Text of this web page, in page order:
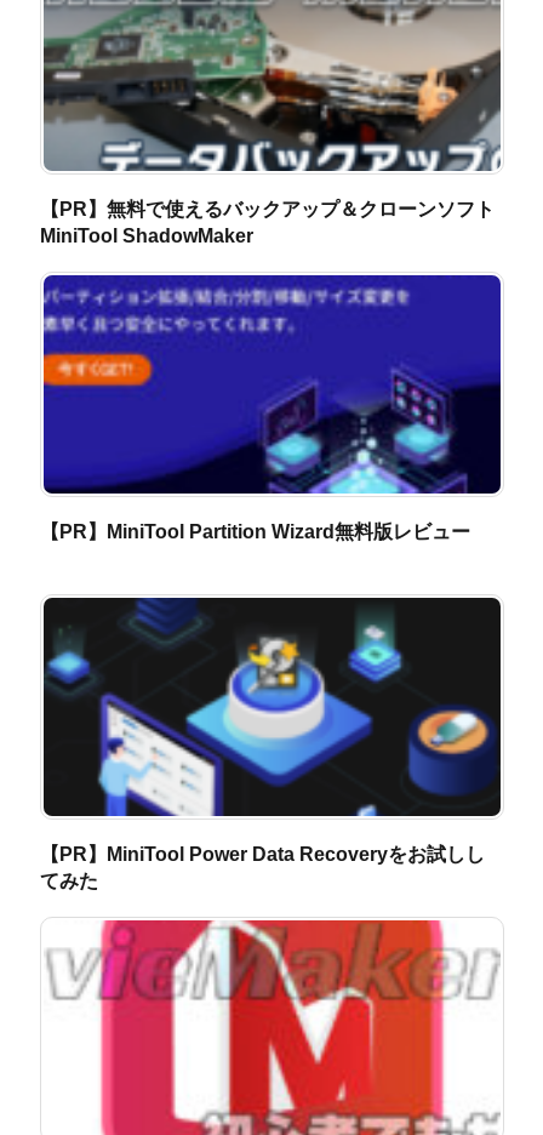
【PR】無料で使えるバックアップ＆クローンソフト
MiniTool ShadowMaker
【PR】MiniTool Partition Wizard無料版レビュー
【PR】MiniTool Power Data Recoveryをお試しし
てみた